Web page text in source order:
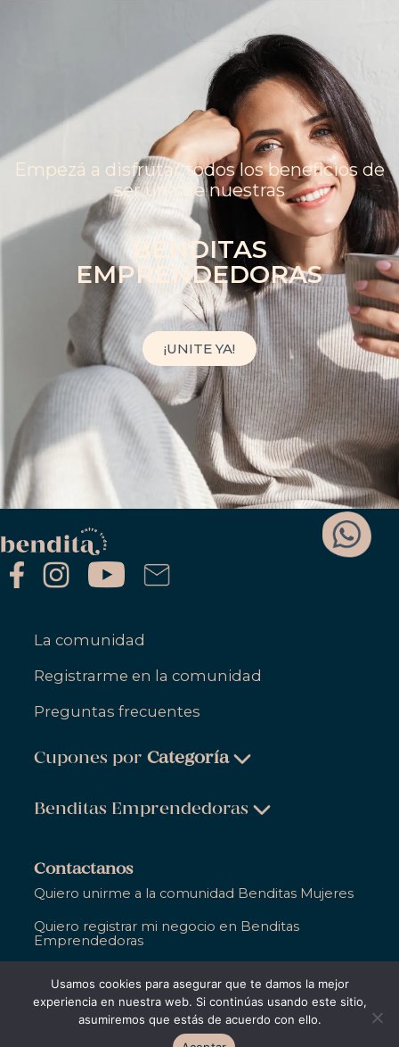
Empezá a disfrutar todos los beneficios de
ser una de nuestras
BENDITAS
EMPRENDEDORAS
¡UNITE YA!
La comunidad
Registrarme en la comunidad
Preguntas frecuentes
Cupones porCategoría
Salud & Bienestar
Hogar
Gastronomía
Entretenimiento
Educación
Apoyo Empresarial
Benditas Emprendedoras
Salud & Bienestar
Hogar
Gastronomía
Entretenimiento
Contactanos
Quiero unirme a la comunidad Benditas Mujeres
Quiero registrar mi negocio en Benditas
Emprendedoras
Bendita Entre Todas. Todos los derechos
Usamos cookies para asegurar que te damos la mejor
experiencia en nuestra web. Si continúas usando este sitio,
asumiremos que estás de acuerdo con ello.